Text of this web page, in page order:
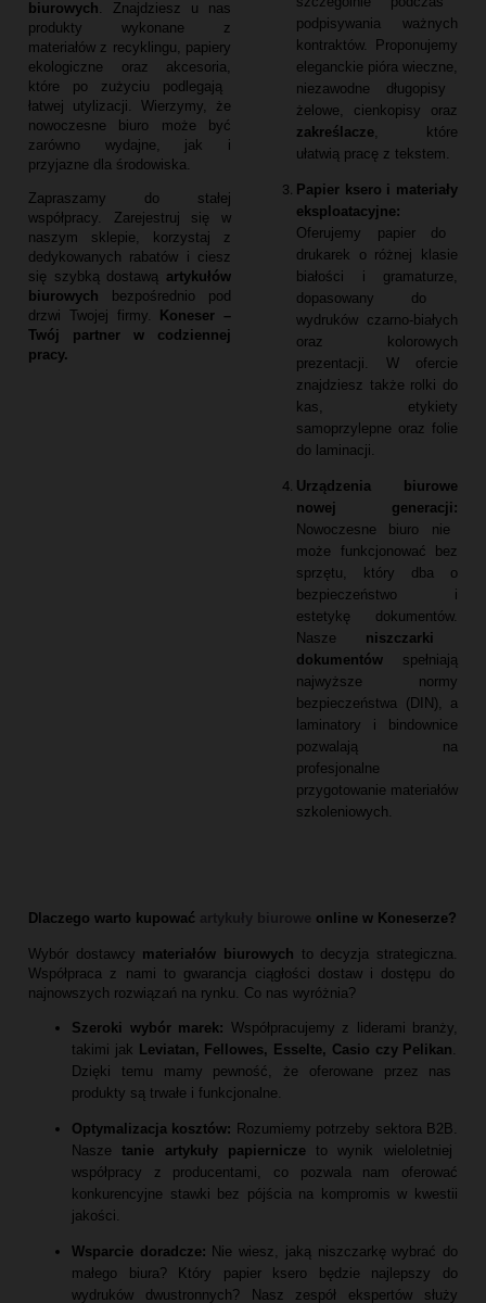
biurowych
Znajdziesz u nas
produkty wykonane z
materiałów z recyklingu,
papiery
ekologiczne oraz akcesoria,
które po zużyciu podlegają
łatwej utylizacji.
Wierzymy,
że
nowoczesne biuro może być
zarówno wydajne,
jak i
przyjazne dla środowiska.
Zapraszamy do stałej
współpracy.
Zarejestruj się w
naszym sklepie,
korzystaj z
dedykowanych rabatów i ciesz
się szybką dostawą artykułów
biurowych bezpośrednio pod
drzwi Twojej firmy.
Koneser –
Twój partner w codziennej
pracy.
podpisywania ważnych
kontraktów.
Proponujemy
eleganckie pióra wieczne,
niezawodne długopisy
żelowe,
cienkopisy oraz
zakreślacze
które
ułatwią pracę z tekstem.
Papier ksero i materiały
eksploatacyjne:
Oferujemy papier do
drukarek o różnej klasie
białości i gramaturze,
dopasowany do
wydruków czarno-białych
oraz kolorowych
prezentacji.
W ofercie
znajdziesz także rolki do
kas,
etykiety
samoprzylepne oraz folie
do laminacji.
Urządzenia biurowe
nowej generacji:
Nowoczesne biuro nie
może funkcjonować bez
sprzętu,
który dba o
bezpieczeństwo i
estetykę dokumentów.
Nasze niszczarki
dokumentów spełniają
najwyższe normy
bezpieczeństwa (DIN),
a
laminatory i bindownice
pozwalają na
profesjonalne
przygotowanie materiałów
szkoleniowych.
Dlaczego warto kupować artykuły biurowe online w Koneserze?
Wybór dostawcy materiałów biurowych to decyzja strategiczna.
Współpraca z nami to gwarancja ciągłości dostaw i dostępu do
najnowszych rozwiązań na rynku.
Co nas wyróżnia?
Szeroki wybór marek: Współpracujemy z liderami branży,
takimi jak Leviatan, Fellowes, Esselte, Casio czy Pelikan
Dzięki temu mamy pewność,
że oferowane przez nas
produkty są trwałe i funkcjonalne.
Optymalizacja kosztów: Rozumiemy potrzeby sektora B2B.
Naszetanie artykuły papierniczeto wynik wieloletniej
współpracy z producentami,
co pozwala nam oferować
konkurencyjne stawki bez pójścia na kompromis w kwestii
jakości.
Wsparcie doradcze: Nie wiesz,
jaką niszczarkę wybrać do
małego biura?Który papier ksero będzie najlepszy do
wydruków dwustronnych?Nasz zespół ekspertów służy